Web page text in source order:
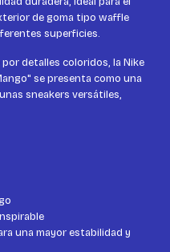
de goma tipo waffle
superficies.
detalles coloridos, la Nike
se presenta como una
sneakers versátiles,
una mayor estabilidad y